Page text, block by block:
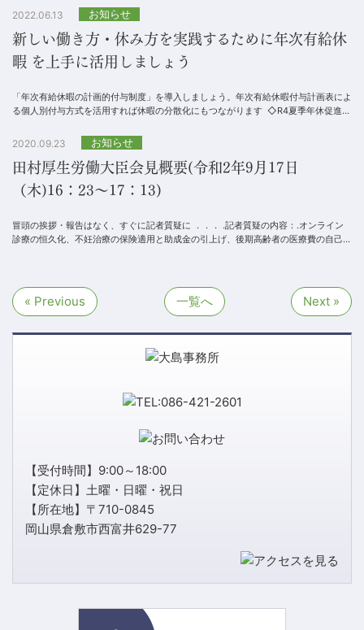
2022.06.13 お知らせ
新しい働き方・休み方を実践するために年次有給休
暇 を上手に活用しましょう
「年次有給休暇の計画的付与制度」を導入しましょう。年次有給休暇付与計画表によ
る個人別付与方式を活用すれば休暇の分散化にもつながります ◇R4夏季年休促進リ
2020.09.23 お知らせ
田村厚生労働大臣会見概要(令和2年9月17日
（木)16：23～17：13)
冒頭の挨拶・報告はなく、すぐに記者質疑に ．．． .記者質疑の内容：.オンライン
診療の恒久化、不妊治療の保険適用と助成金の引上げ、後期高齢者の医療費の自己負
« Previous 一覧へ Next »
【受付時間】9:00～18:00
【定休日】土曜・日曜・祝日
【所在地】〒710-0845
岡山県倉敷市西富井629-77